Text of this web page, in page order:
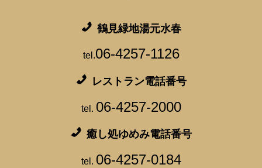
鶴見緑地湯元水春
tel.06-4257-1126
レストラン電話番号
tel. 06-4257-2000
癒し処ゆめみ電話番号
tel. 06-4257-0184